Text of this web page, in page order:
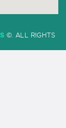
© . ALL RIGHTS